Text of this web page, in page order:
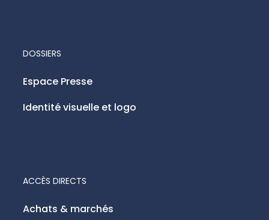
ACCÈS DIRECTS
Achats & marchés
DOSSIERS
Espace Presse
Identité visuelle et logo